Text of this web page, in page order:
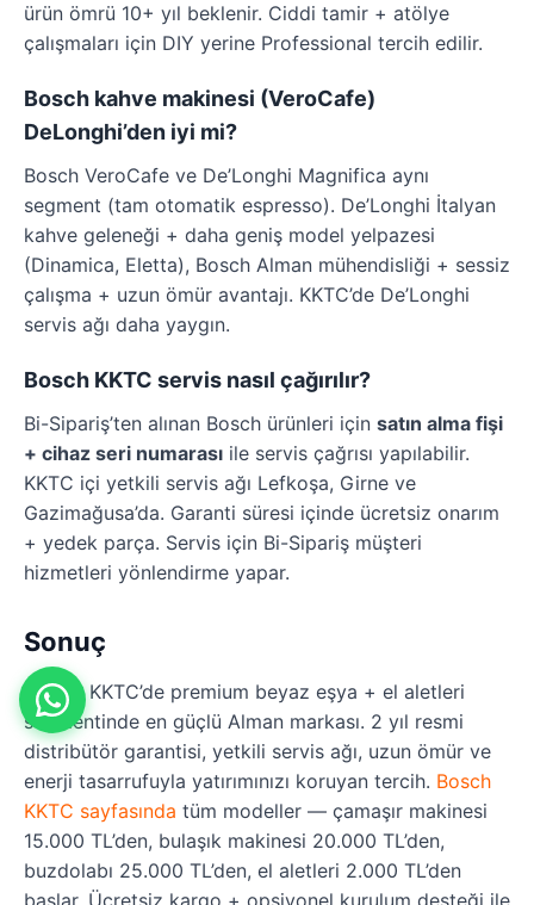
ürün ömrü 10+ yıl beklenir. Ciddi tamir + atölye
çalışmaları için DIY yerine Professional tercih edilir.
Bosch kahve makinesi (VeroCafe)
DeLonghi’den iyi mi?
Bosch VeroCafe ve De’Longhi Magnifica aynı
segment (tam otomatik espresso). De’Longhi İtalyan
kahve geleneği + daha geniş model yelpazesi
(Dinamica, Eletta), Bosch Alman mühendisliği + sessiz
çalışma + uzun ömür avantajı. KKTC’de De’Longhi
servis ağı daha yaygın.
Bosch KKTC servis nasıl çağırılır?
Bi-Sipariş’ten alınan Bosch ürünleri için satın alma fişi
+ cihaz seri numarası ile servis çağrısı yapılabilir.
KKTC içi yetkili servis ağı Lefkoşa, Girne ve
Gazimağusa’da. Garanti süresi içinde ücretsiz onarım
+ yedek parça. Servis için Bi-Sipariş müşteri
hizmetleri yönlendirme yapar.
Sonuç
Bosch, KKTC’de premium beyaz eşya + el aletleri
segmentinde en güçlü Alman markası. 2 yıl resmi
distribütör garantisi, yetkili servis ağı, uzun ömür ve
enerji tasarrufuyla yatırımınızı koruyan tercih. Bosch
KKTC sayfasında tüm modeller — çamaşır makinesi
15.000 TL’den, bulaşık makinesi 20.000 TL’den,
buzdolabı 25.000 TL’den, el aletleri 2.000 TL’den
başlar. Ücretsiz kargo + opsiyonel kurulum desteği ile